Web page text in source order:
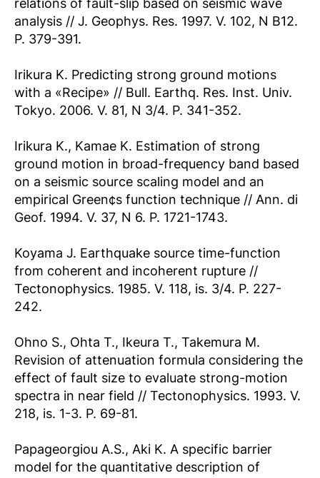
relations of fault-slip based on seismic wave
analysis // J. Geophys. Res. 1997. V. 102, N B12.
P. 379-391.
Irikura K. Predicting strong ground motions
with a «Recipe» // Bull. Earthq. Res. Inst. Univ.
Tokyo. 2006. V. 81, N 3/4. P. 341-352.
Irikura K., Kamae K. Estimation of strong
ground motion in broad-frequency band based
on a seismic source scaling model and an
empirical Green¢s function technique // Ann. di
Geof. 1994. V. 37, N 6. P. 1721-1743.
Koyama J. Earthquake source time-function
from coherent and incoherent rupture //
Tectonophysics. 1985. V. 118, is. 3/4. P. 227-
242.
Ohno S., Ohta T., Ikeura T., Takemura M.
Revision of attenuation formula considering the
effect of fault size to evaluate strong-motion
spectra in near field // Tectonophysics. 1993. V.
218, is. 1-3. P. 69-81.
Papageorgiou A.S., Aki K. A specific barrier
model for the quantitative description of